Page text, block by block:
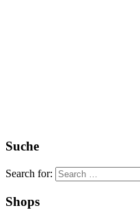
Suche
Search for:
Shops